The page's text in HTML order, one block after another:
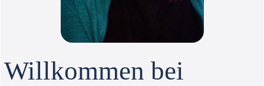
Willkommen bei